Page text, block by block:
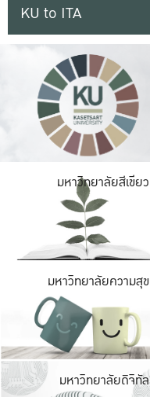
KU to ITA
มหาวิทยาลัยสีเขียว
มหาวิทยาลัยความสุข
มหาวิทยาลัยดิจิทัล